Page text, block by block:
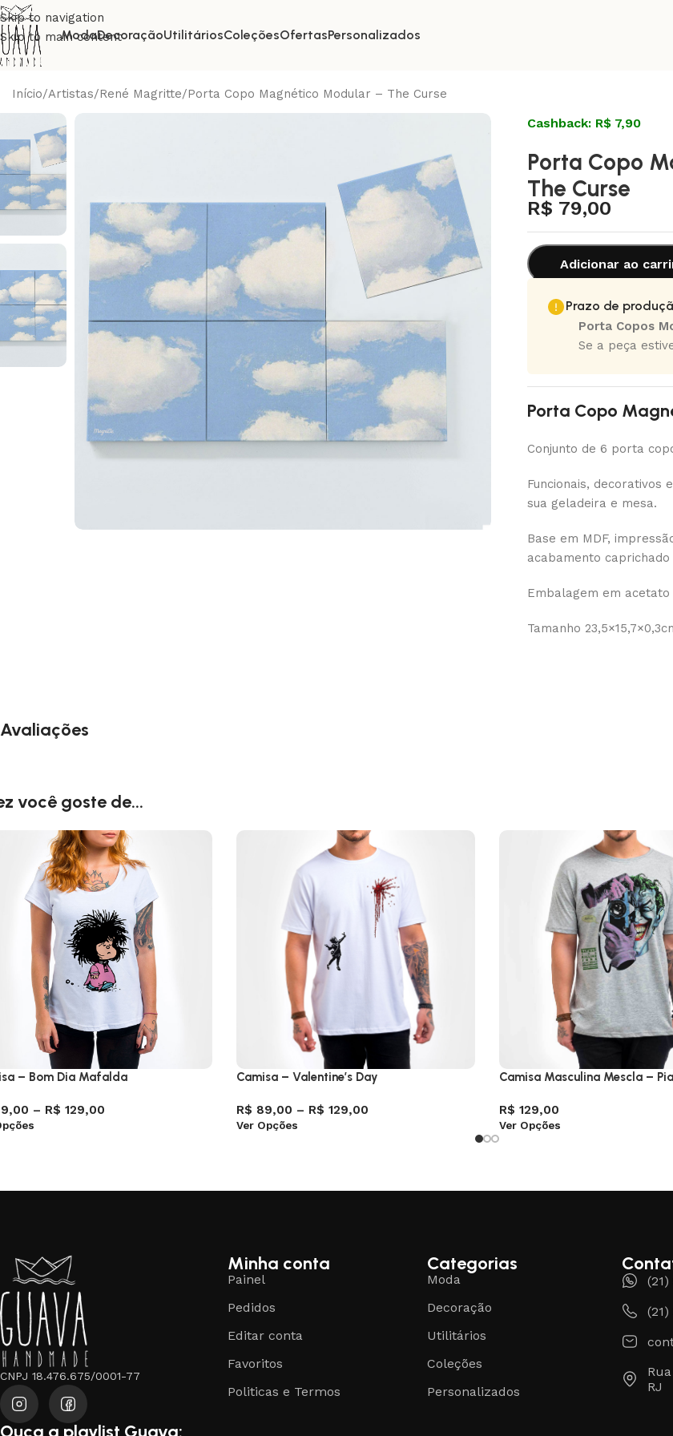
Skip to navigation
Skip to main content
ModaDecoraçãoUtilitáriosColeçõesOfertasPersonalizados
Início Artistas René Magritte Porta Copo Magnético Modular – The Curse
Cashback: R$ 7,90
Porta Copo
The Curse
R$ 79,00
Adicionar ao
Prazo de
Porta Copos
Se a peça
Porta Copo
Conjunto de 6 porta
Funcionais, decorativos
sua geladeira e mesa.
Base em MDF,
acabamento
Embalagem em
Tamanho
Avaliações
você goste de...
– Bom Dia Mafalda
– R$ 129,00
Camisa – Valentine’s Day
R$ 89,00 – R$ 129,00
Ver Opções
Camisa Masculina Mescla –
R$ 129,00
Ver Opções
CNPJ 18.476.675/0001-77
Minha conta
Painel
Pedidos
Editar conta
Favoritos
Politicas e Termos
Categorias
Moda
Decoração
Utilitários
Coleções
Personalizados
RJ
Ouça a playlist Guava: